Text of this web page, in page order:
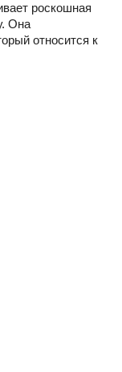
роскошная
Она
относится к